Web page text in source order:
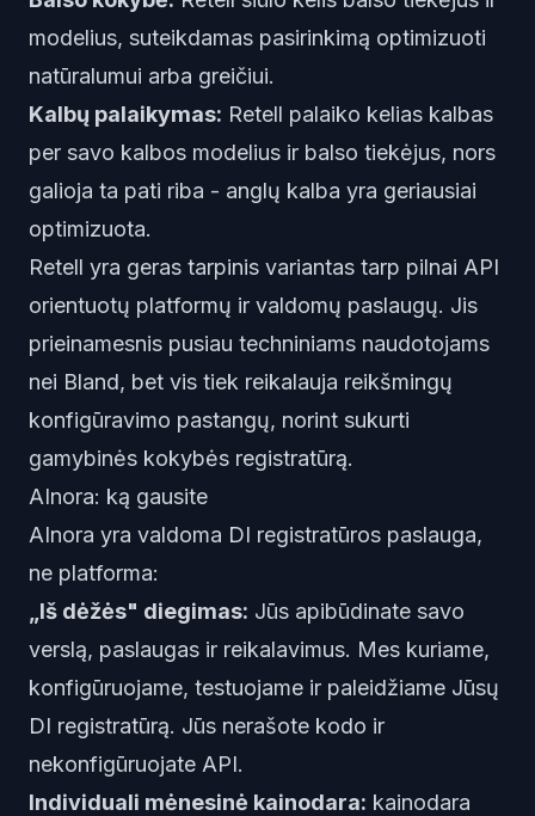
modelius, suteikdamas pasirinkimą optimizuoti
natūralumui arba greičiui.
Kalbų palaikymas: Retell palaiko kelias kalbas
per savo kalbos modelius ir balso tiekėjus, nors
galioja ta pati riba - anglų kalba yra geriausiai
optimizuota.
Retell yra geras tarpinis variantas tarp pilnai API
orientuotų platformų ir valdomų paslaugų. Jis
prieinamesnis pusiau techniniams naudotojams
nei Bland, bet vis tiek reikalauja reikšmingų
konfigūravimo pastangų, norint sukurti
gamybinės kokybės registratūrą.
AInora: ką gausite
AInora yra valdoma DI registratūros paslauga,
ne platforma:
„Iš dėžės" diegimas: Jūs apibūdinate savo
verslą, paslaugas ir reikalavimus. Mes kuriame,
konfigūruojame, testuojame ir paleidžiame Jūsų
DI registratūrą. Jūs nerašote kodo ir
nekonfigūruojate API.
Individuali mėnesinė kainodara: kainodara